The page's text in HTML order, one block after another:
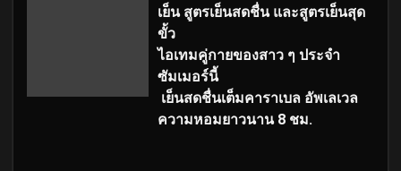
เย็น สูตรเย็นสดชื่น และสูตรเย็นสุด
ขั้ว
ไอเทมคู่กายของสาว ๆ ประจำ
ซัมเมอร์นี้
เย็นสดชื่นเต็มคาราเบล อัพเลเวล
ความหอมยาวนาน 8 ชม.